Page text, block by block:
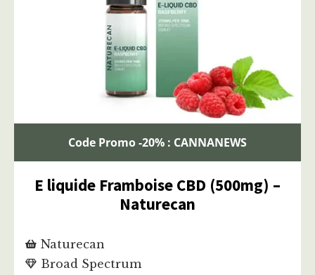
Code Promo -20% : CANNANEWS
E liquide Framboise CBD (500mg) –
Naturecan
Naturecan
Broad Spectrum